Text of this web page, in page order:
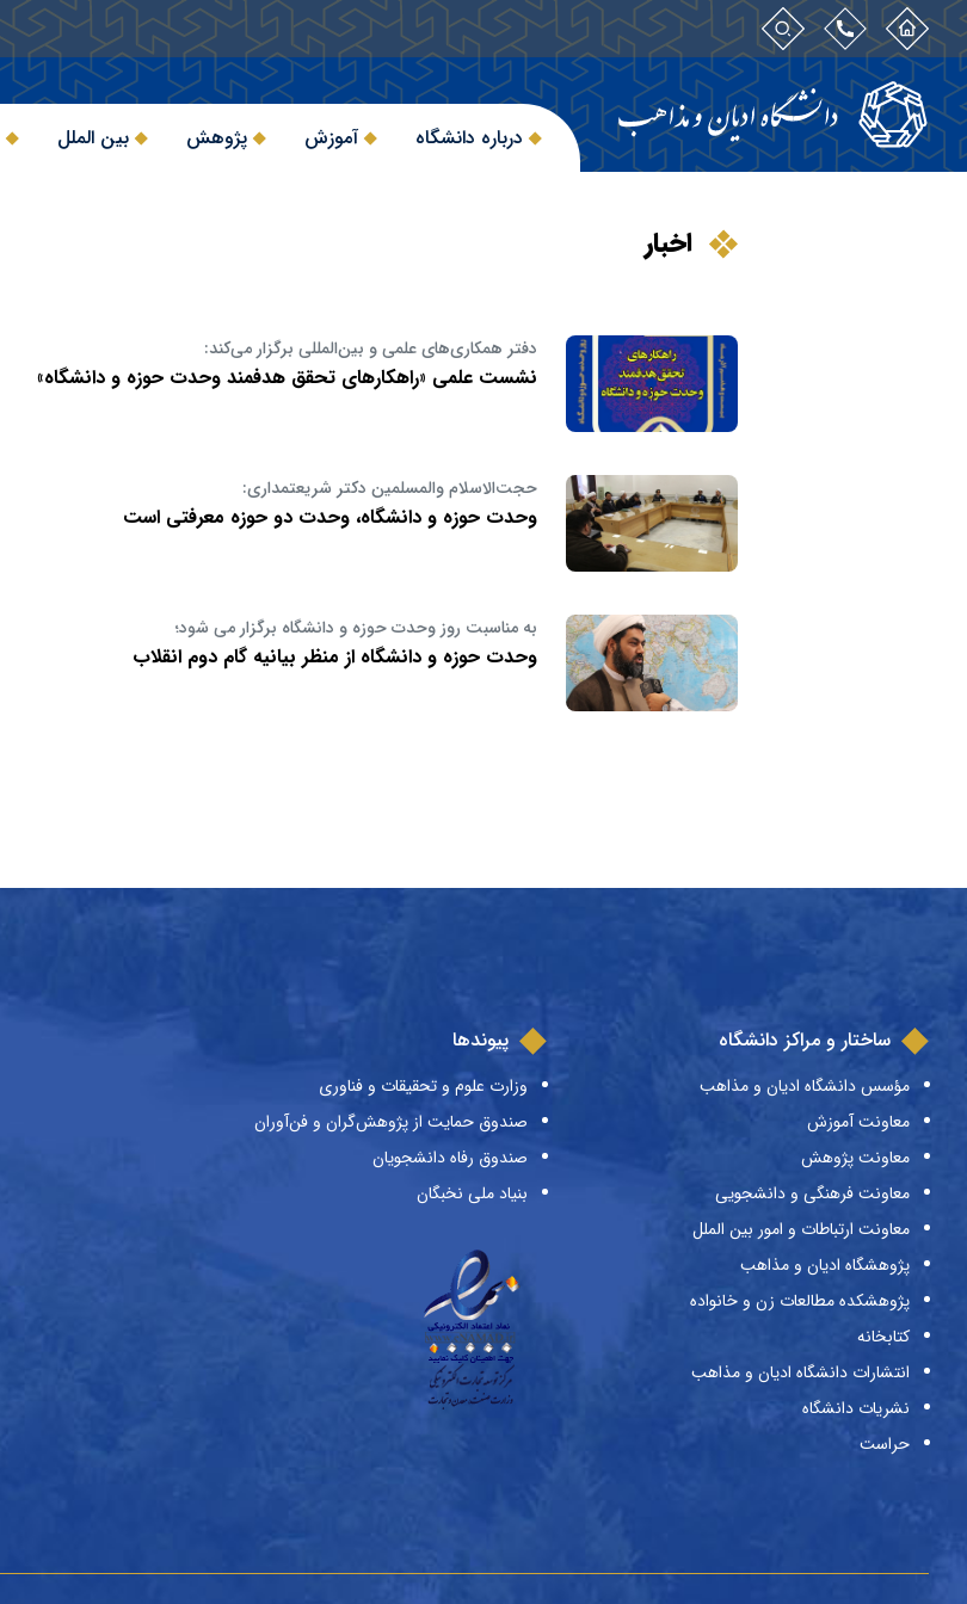
درباره دانشگاه آموزش پژوهش بین الملل
اخبار
دفتر همکاری‌های علمی و بین‌المللی برگزار می‌کند:
نشست علمی «راهکارهای تحقق هدفمند وحدت حوزه و دانشگاه»
حجت‌الاسلام والمسلمین دکتر شریعتمداری:
وحدت حوزه و دانشگاه، وحدت دو حوزه معرفتی است
به مناسبت روز وحدت حوزه و دانشگاه برگزار می شود؛
وحدت حوزه و دانشگاه از منظر بیانیه گام دوم انقلاب
ساختار و مراکز دانشگاه
مؤسس دانشگاه ادیان و مذاهب
معاونت آموزش
معاونت پژوهش
معاونت فرهنگی و دانشجویی
معاونت ارتباطات و امور بین الملل
پژوهشگاه ادیان و مذاهب
پژوهشکده مطالعات زن و خانواده
کتابخانه
انتشارات دانشگاه ادیان و مذاهب
نشریات دانشگاه
حراست
پیوندها
وزارت علوم و تحقیقات و فناوری
صندوق حمایت از پژوهش‌گران و فن‌آوران
صندوق رفاه دانشجویان
بنیاد ملی نخبگان